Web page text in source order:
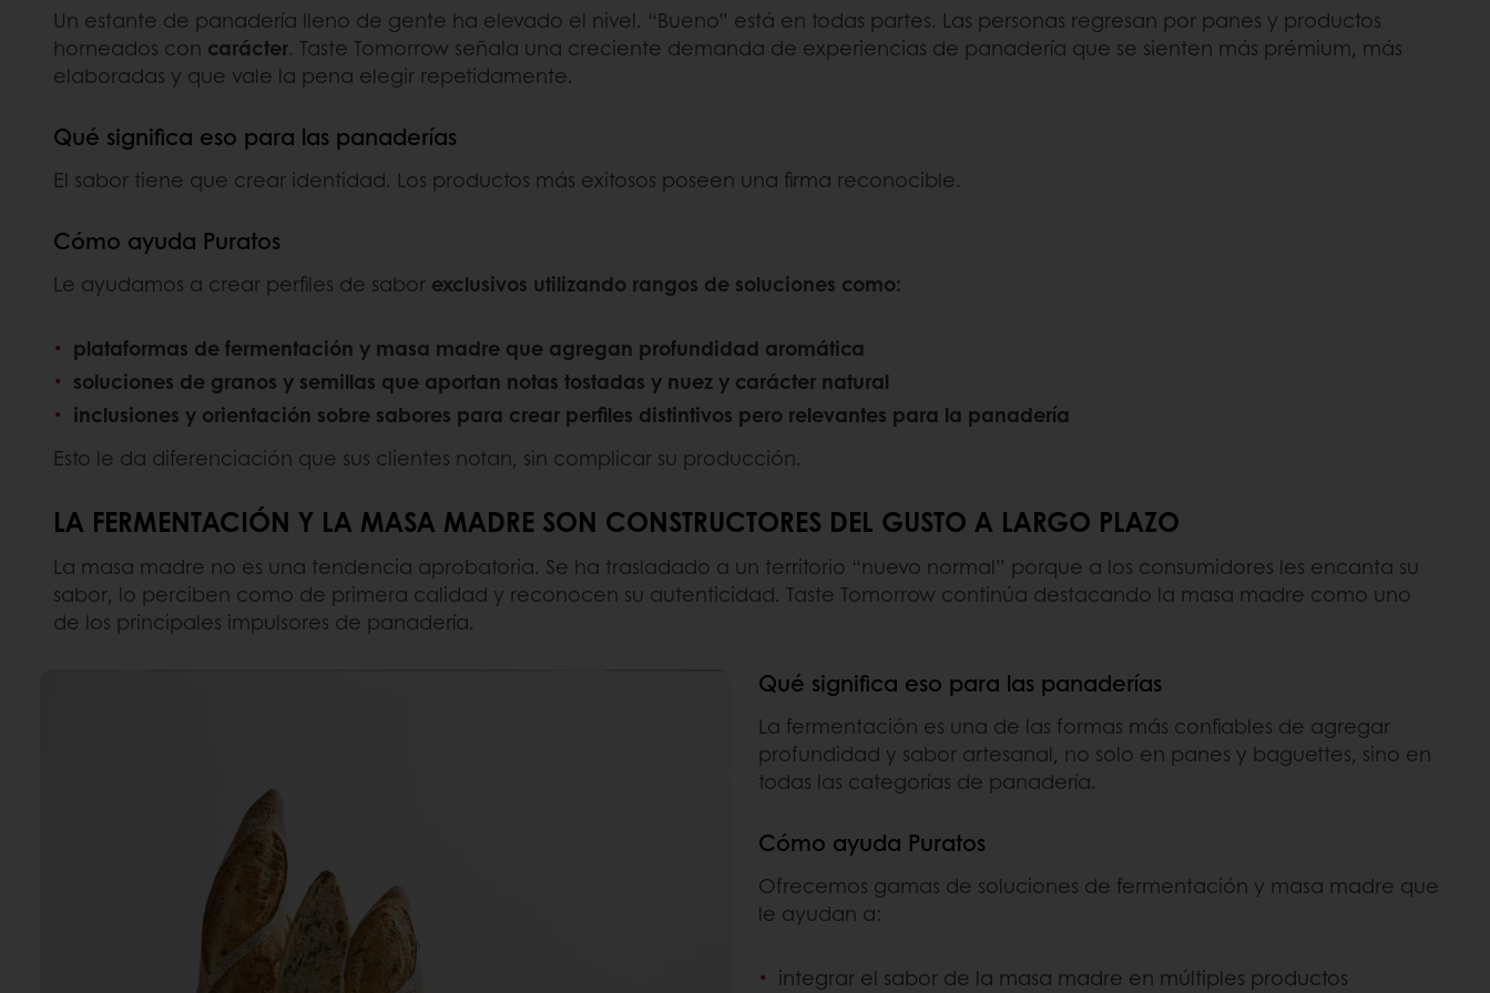
Un estante de panadería lleno de gente ha elevado el nivel. “Bueno” está en todas partes. Las personas regresan por panes y productos
horneados con carácter. Taste Tomorrow señala una creciente demanda de experiencias de panadería que se sienten más prémium, más
elaboradas y que vale la pena elegir repetidamente.
Qué significa eso para las panaderías
El sabor tiene que crear identidad. Los productos más exitosos poseen una firma reconocible.
Cómo ayuda Puratos
Le ayudamos a crear perfiles de sabor exclusivos utilizando rangos de soluciones como:
plataformas de fermentación y masa madre que agregan profundidad aromática
soluciones de granos y semillas que aportan notas tostadas y nuez y carácter natural
inclusiones y orientación sobre sabores para crear perfiles distintivos pero relevantes para la panadería
Esto le da diferenciación que sus clientes notan, sin complicar su producción.
LA FERMENTACIÓN Y LA MASA MADRE SON CONSTRUCTORES DEL GUSTO A LARGO PLAZO
La masa madre no es una tendencia aprobatoria. Se ha trasladado a un territorio “nuevo normal” porque a los consumidores les encanta su
sabor, lo perciben como de primera calidad y reconocen su autenticidad. Taste Tomorrow continúa destacando la masa madre como uno
de los principales impulsores de panadería.
Qué significa eso para las panaderías
La fermentación es una de las formas más confiables de agregar
profundidad y sabor artesanal, no solo en panes y baguettes, sino en
todas las categorías de panadería.
Cómo ayuda Puratos
Ofrecemos gamas de soluciones de fermentación y masa madre que
le ayudan a:
integrar el sabor de la masa madre en múltiples productos